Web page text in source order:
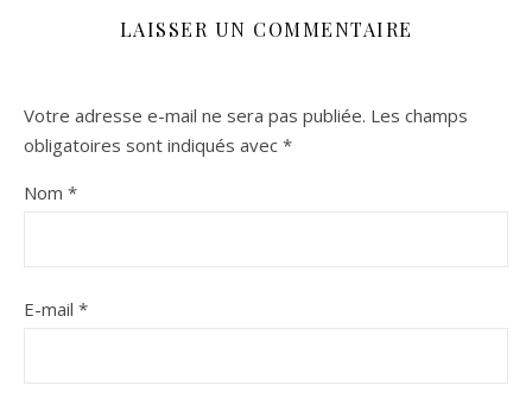
LAISSER UN COMMENTAIRE
Votre adresse e-mail ne sera pas publiée. Les champs
obligatoires sont indiqués avec *
Nom *
E-mail *